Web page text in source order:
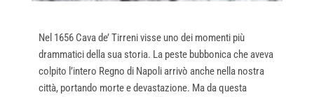
Nel 1656 Cava de’ Tirreni visse uno dei momenti più
drammatici della sua storia. La peste bubbonica che aveva
colpito l’intero Regno di Napoli arrivò anche nella nostra
città, portando morte e devastazione. Ma da questa